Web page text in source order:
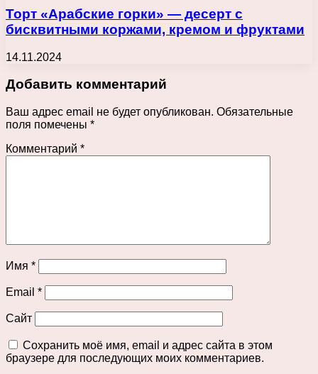
Торт «Арабские горки» — десерт с
бисквитными коржами, кремом и фруктами
14.11.2024
Добавить комментарий
Ваш адрес email не будет опубликован. Обязательные
поля помечены *
Комментарий *
Имя *
Email *
Сайт
Сохранить моё имя, email и адрес сайта в этом
браузере для последующих моих комментариев.